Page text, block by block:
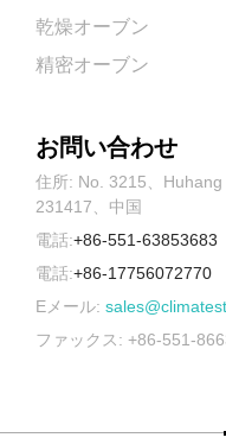
乾燥オーブン
精密オーブン
お問い合わせ
住所: No. 3215、Huhang
231417、中国
電話:+86-551-63853683
電話:+86-17756072770
Eメール:
ファックス: +86-551-